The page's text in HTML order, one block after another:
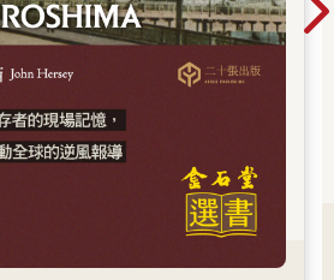
人類活動，反倒成為稀有與瀕危物種的
數雙筒望遠鏡觀察，或許會瞥見北
（Kijong），這裡有色彩繽紛的混凝土
。但分析者從邊界把鏡頭拉近，會很
興建的建築物裡是空的，沒有人住，是
Potemkin village）。
且盤查詳細，因此幾乎所有脫北者
的中韓邊界。然而穿越這條國界也有
中國政府的立場：不能把離開北韓的